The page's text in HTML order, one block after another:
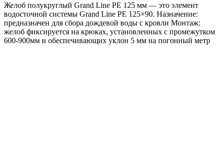
м
RAL
8017
шоколад
Желоб полукруглый Grand Line PE 125 мм — это элемент
водосточной системы Grand Line PE 125×90. Назначение:
предназначен для сбора дождевой воды с кровли Монтаж:
желоб фиксируется на крюках, установленных с промежутком
600-900мм и обеспечивающих уклон 5 мм на погонный метр